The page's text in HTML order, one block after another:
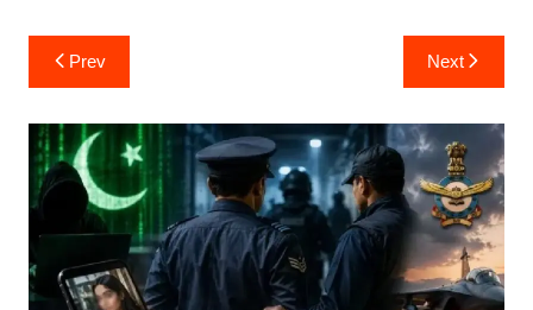
Post
navigation
Prev Next